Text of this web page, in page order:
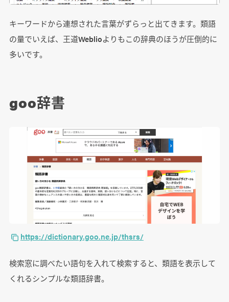
キーワードから連想された言葉がずらっと出てきます。類語
の量でいえば、王道Weblioよりもこの辞典のほうが圧倒的に
多いです。
goo辞書
https://dictionary.goo.ne.jp/thsrs/
検索窓に調べたい語句を入れて検索すると、類語を表示して
くれるシンプルな類語辞書。